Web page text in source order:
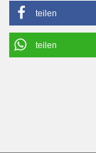
teilen
teilen